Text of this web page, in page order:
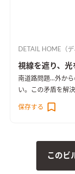
DETAIL HOME（デ
視線を遮り、
南道路問題…外か
い。この矛盾を解
保存する
このビ